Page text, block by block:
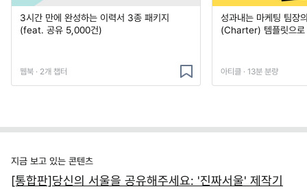
3시간 만에 완성하는 이력서 3종 패키지
(feat. 공유 5,000건)
웹북 · 2개 챕터
성과내는 마케팅 팀장
(Charter) 템플릿으로
아티클 · 13분 분량
지금 보고 있는 콘텐츠
[통합판]당신의 서울을 공유해주세요: '진짜서울' 제작기